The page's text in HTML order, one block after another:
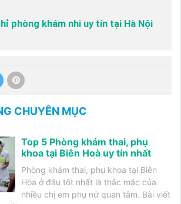
phòng khám nhi uy tín tại Hà Nội
CHUYÊN MỤC
Top 5 Phòng khám thai, phụ
khoa tại Biên Hoà uy tín nhất
Phòng khám thai, phụ khoa tại Biên
Hòa ở đâu tốt nhất là thắc mắc của
nhiều chị em phụ nữ quan tâm. Bài viết